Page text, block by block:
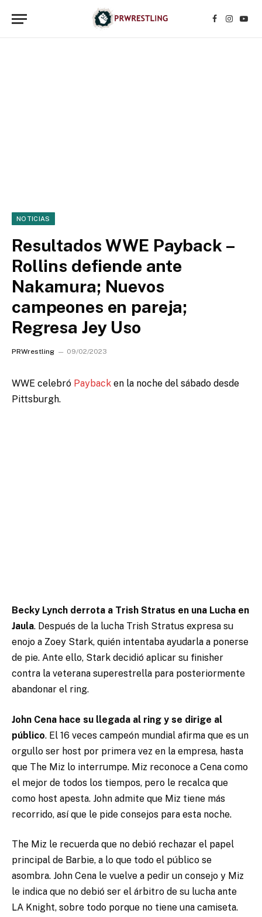
Facebook
NOTICIAS
Resultados WWE Payback –
Rollins defiende ante
Nakamura; Nuevos
campeones en pareja;
Regresa Jey Uso
PRWrestling 09/02/2023
WWE celebró Payback en la noche del sábado desde
Pittsburgh.
Becky Lynch derrota a Trish Stratus en una Lucha en
Jaula. Después de la lucha Trish Stratus expresa su
enojo a Zoey Stark, quién intentaba ayudarla a ponerse
de pie. Ante ello, Stark decidió aplicar su finisher
contra la veterana superestrella para posteriormente
abandonar el ring.
John Cena hace su llegada al ring y se dirige al
público. El 16 veces campeón mundial afirma que es un
orgullo ser host por primera vez en la empresa, hasta
que The Miz lo interrumpe. Miz reconoce a Cena como
el mejor de todos los tiempos, pero le recalca que
como host apesta. John admite que Miz tiene más
recorrido, así que le pide consejos para esta noche.
The Miz le recuerda que no debió rechazar el papel
principal de Barbie, a lo que todo el público se
asombra. John Cena le vuelve a pedir un consejo y Miz
le indica que no debió ser el árbitro de su lucha ante
LA Knight, sobre todo porque no tiene una camiseta.